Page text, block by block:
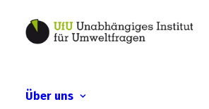
Über uns